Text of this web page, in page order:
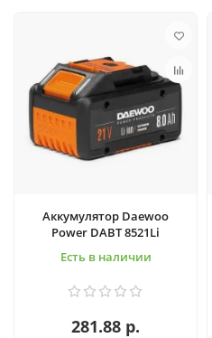
Аккумулятор Daewoo
Power DABT 8521Li
Есть в наличии
281.88 р.